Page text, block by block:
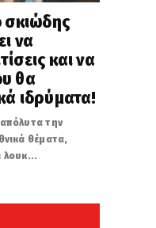
σκιώδης
να
και να
θα
ιδρύματα!
την
θέματα,
λουκ...